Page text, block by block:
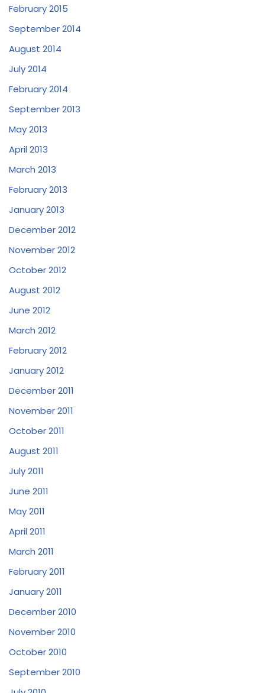
February 2015
September 2014
August 2014
July 2014
February 2014
September 2013
May 2013
April 2013
March 2013
February 2013
January 2013
December 2012
November 2012
October 2012
August 2012
June 2012
March 2012
February 2012
January 2012
December 2011
November 2011
October 2011
August 2011
July 2011
June 2011
May 2011
April 2011
March 2011
February 2011
January 2011
December 2010
November 2010
October 2010
September 2010